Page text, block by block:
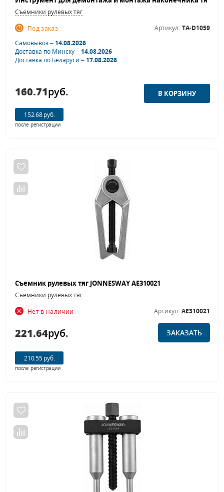
Съемники рулевых тяг
Под заказ
Артикул: TA-D1059
Самовывоз –14.08.2026
Доставка по Минску –14.08.2026
Доставка по Беларуси –17.08.2026
160.71руб.
152.68 руб.
после регистрации
Съемник рулевых тяг JONNESWAY AE310021
Съемники рулевых тяг
Нет в наличии
Артикул: AE310021
221.64руб. ЗАКАЗАТЬ
210.55 руб.
после регистрации